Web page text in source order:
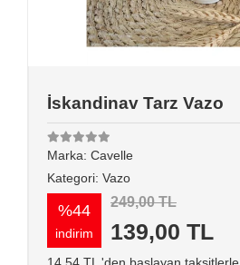
İskandinav Tarz Vazo
Marka: Cavelle
Kategori: Vazo
%44
indirim
249,00 TL
139,00 TL